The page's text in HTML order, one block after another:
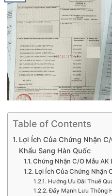
Table of Contents
Lợi Ích Của Chứng Nhận
Khẩu Sang Hàn Quốc
Chứng Nhận C/O Mẫu AK
Lợi Ích Của Chứng Nhận
Hưởng Ưu Đãi Thuế
Đẩy Mạnh Lưu Thông